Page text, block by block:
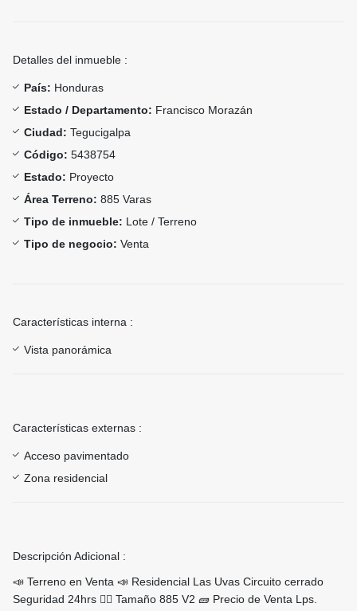
Detalles del inmueble :
País: Honduras
Estado / Departamento: Francisco Morazán
Ciudad: Tegucigalpa
Código: 5438754
Estado: Proyecto
Área Terreno: 885 Varas
Tipo de inmueble: Lote / Terreno
Tipo de negocio: Venta
Características interna :
Vista panorámica
Características externas :
Acceso pavimentado
Zona residencial
Descripción Adicional :
📣 Terreno en Venta 📣 Residencial Las Uvas Circuito cerrado
Seguridad 24hrs 👮‍♂️ Tamaño 885 V2 🧱 Precio de Venta Lps.